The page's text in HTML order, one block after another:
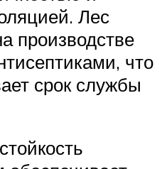
Лес
производстве
что
срок службы